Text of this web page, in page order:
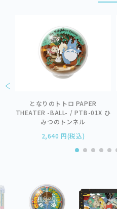
となりのトトロ PAPER
THEATER -BALL- / PTB-01X ひ
みつのトンネル
2,640 円(税込)